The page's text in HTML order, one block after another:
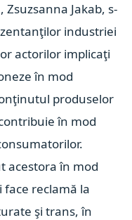
Jakab, s-
industriei
actorilor implicaţi
în mod
produselor
în mod
acestora în mod
face reclamă la
şi trans, în